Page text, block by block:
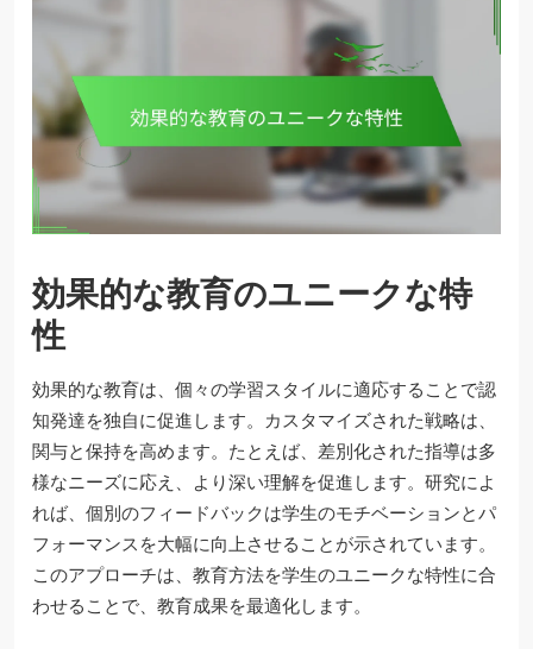
効果的な教育のユニークな特
性
効果的な教育は、個々の学習スタイルに適応することで認
知発達を独自に促進します。カスタマイズされた戦略は、
関与と保持を高めます。たとえば、差別化された指導は多
様なニーズに応え、より深い理解を促進します。研究によ
れば、個別のフィードバックは学生のモチベーションとパ
フォーマンスを大幅に向上させることが示されています。
このアプローチは、教育方法を学生のユニークな特性に合
わせることで、教育成果を最適化します。